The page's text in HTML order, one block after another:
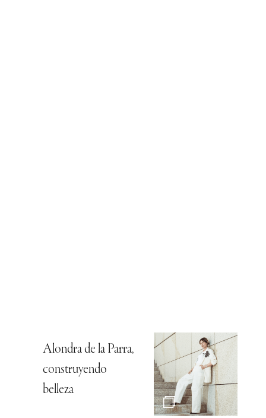
Alondra de la Parra,
construyendo
belleza